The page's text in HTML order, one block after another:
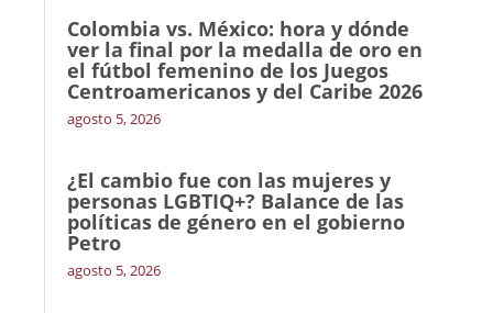
Colombia vs. México: hora y dónde
ver la final por la medalla de oro en
el fútbol femenino de los Juegos
Centroamericanos y del Caribe 2026
agosto 5, 2026
¿El cambio fue con las mujeres y
personas LGBTIQ+? Balance de las
políticas de género en el gobierno
Petro
agosto 5, 2026